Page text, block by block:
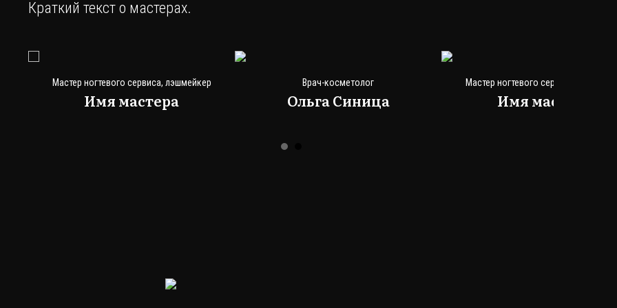
Краткий текст о мастерах.
Мастер ногтевого сервиса, лэшмейкер
Имя мастера
Врач-косметолог
Ольга Синица
Мастер ногтевого сервиса,
Имя мастера